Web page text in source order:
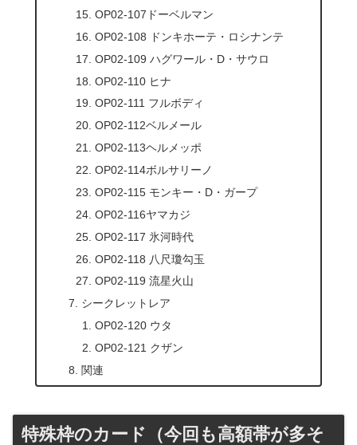
OP02-107ドーベルマン
OP02-108 ドンキホーテ・ロシナンテ
OP02-109 ハグワール・D・サウロ
OP02-110 ヒナ
OP02-111 フルボディ
OP02-112ベルメール
OP02-113ヘルメッポ
OP02-114ボルサリーノ
OP02-115 モンキー・D・ガープ
OP02-116ヤマカジ
OP02-117 氷河時代
OP02-118 八尺瓊勾玉
OP02-119 流星火山
シークレットレア
OP02-120 ウタ
OP02-121 クザン
関連
特殊枠のカード（今回も高額帯が多そ